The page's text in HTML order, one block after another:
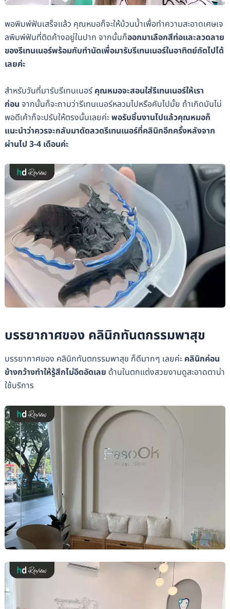
พอพิมพ์ฟันเสร็จแล้ว คุณหมอก็จะให้บ้วนน้ำเพื่อทำความสะอาดเศษเจ
ลพิมพ์ฟันที่ติดค้างอยู่ในปาก จากนั้นก็ออกมาเลือกสีท่อและลวดลาย
ของรีเทนเนอร์พร้อมกับทำนัดเพื่อมารับรีเทนเนอร์ในอาทิตย์ถัดไปได้
เลยค่ะ
สำหรับวันที่มารับรีเทนเนอร์คุณหมอจะสอนใส่รีเทนเนอร์ให้เรา
ก่อน จากนั้นก็จะถามว่ารีเทนเนอร์หลวมไปหรือคับไปมั้ย ถ้าเกิดมันไม่
พอดีเค้าก็จะปรับให้ตรงนั้นเลยค่ะพอรับชิ้นงานไปแล้วคุณหมอก็
แนะนำว่าควรจะกลับมาดัดลวดรีเทนเนอร์ที่คลินิกอีกครั้งหลังจาก
ผ่านไป 3-4 เดือนค่ะ
บรรยากาศของ คลินิกทันตกรรมพาสุข
บรรยากาศของ คลินิกทันตกรรมพาสุข ก็ดีมากๆ เลยค่ะ คลินิกค่อน
ข้างกว้างทำให้รู้สึกไม่อึดอัดเลย ด้านในตกแต่งสวยงามดูสะอาดตาน่า
ใช้บริการ